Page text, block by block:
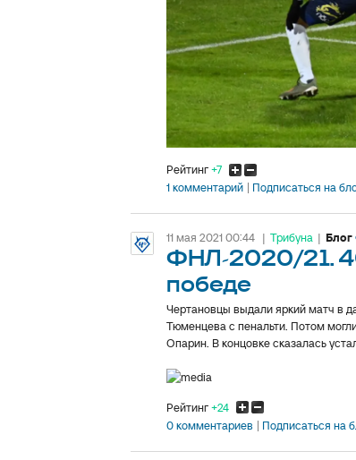
Рейтинг+7
1 комментарий
Подписаться на
11 мая 2021 00:44 | Трибуна | Блог
ФНЛ-2020/21.
победе
Чертановцы выдали яркий матч в
Тюменцева с пенальти. Потом
Опарин. В концовке сказалась
Рейтинг+24
0 комментариев
Подписаться на